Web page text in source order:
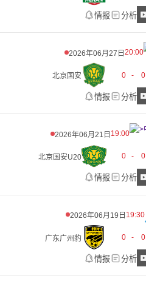
情报 分析
2026年06月27日 20:00
北京国安 0 - 0
情报 分析
2026年06月21日 19:00
北京国安U20 0 - 0
情报 分析
2026年06月19日 19:30
广东广州豹 0 - 0
情报 分析